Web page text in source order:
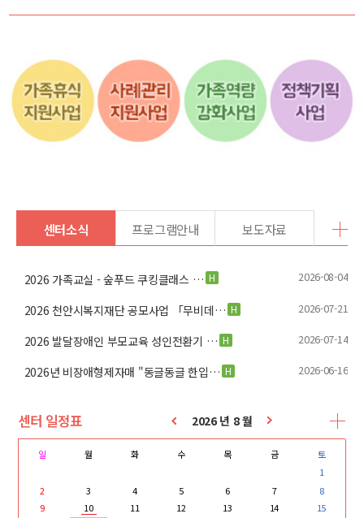
센터소식 프로그램안내 보도자료
2026 가족교실 - 숲푸드 쿠킹클래스 … H 2026-08-04
2026 천안시복지재단 공모사업 「무비데… H 2026-07-21
2026 발달장애인 부모교육 성인전환기 … H 2026-07-14
2026년 비장애형제자매 "동글동글 한입… H 2026-06-16
센터 일정표 2026 년 8 월
일 월 화 수 목 금
토
1
2
3 4 5 6 7
8
9
10 11 12 13 14
15